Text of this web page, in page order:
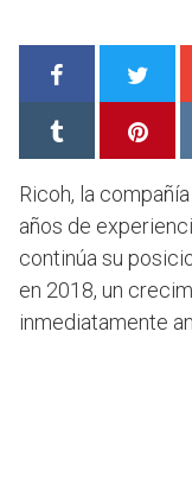
Ricoh, la
años de
continúa su
en 2018, un
inmediatamente